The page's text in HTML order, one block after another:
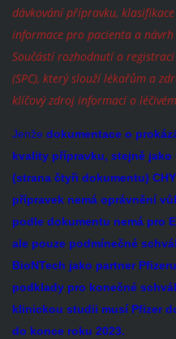
dávkování přípravku,
informace pro pacienta a
Součástí rozhodnutí o
(SPC), který slouží lékařům a
klíčový zdroj informací o
Jenže dokumentace o
kvality přípravku, stejně
(strana čtyři dokumentu)
přípravek nemá oprávnění
podle dokumentu nemá pro
ale pouze podmínečné
BioNTech jako partner
podklady pro konečné
klinickou studii musí Pfizer
do konce roku 2023.